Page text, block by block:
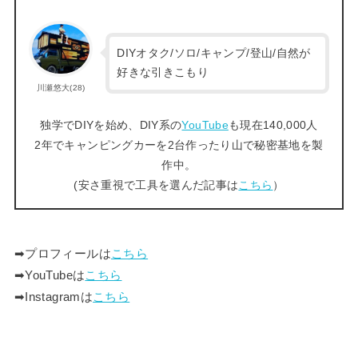
川瀬悠大(28)
DIYオタク/ソロ/キャンプ/登山/自然が
好きな引きこもり
独学でDIYを始め、DIY系のYouTubeも現在140,000人
2年でキャンピングカーを2台作ったり山で秘密基地を製
作中。
(安さ重視で工具を選んだ記事はこちら ）
➡︎プロフィールはこちら
➡︎YouTubeはこちら
➡︎Instagramはこちら